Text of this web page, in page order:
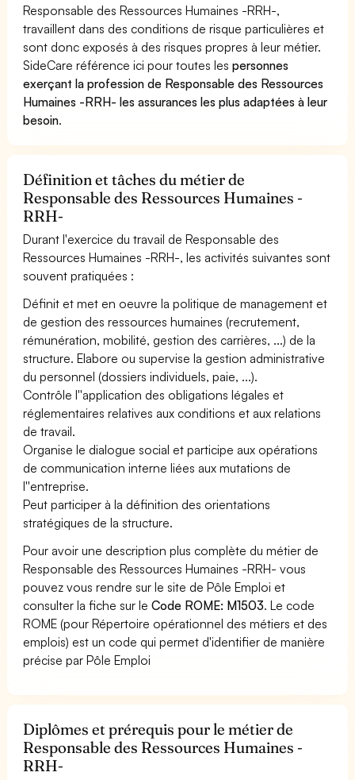
Responsable des Ressources Humaines -RRH-,
travaillent dans des conditions de risque particulières et
sont donc exposés à des risques propres à leur métier.
SideCare référence ici pour toutes lespersonnes
exerçant la profession de Responsable des Ressources
Humaines -RRH- les assurances les plus adaptées à leur
besoin.
Définition et tâches du métier de
Responsable des Ressources Humaines -
RRH-
Durant l'exercice du travail de Responsable des
Ressources Humaines -RRH-, les activités suivantes sont
souvent pratiquées :
Définit et met en oeuvre la politique de management et
de gestion des ressources humaines (recrutement,
rémunération, mobilité, gestion des carrières, ...) de la
structure. Elabore ou supervise la gestion administrative
du personnel (dossiers individuels, paie, ...).
Contrôle l''application des obligations légales et
réglementaires relatives aux conditions et aux relations
de travail.
Organise le dialogue social et participe aux opérations
de communication interne liées aux mutations de
l''entreprise.
Peut participer à la définition des orientations
stratégiques de la structure.
Pour avoir une description plus complète du métier de
Responsable des Ressources Humaines -RRH- vous
pouvez vous rendre sur le site de Pôle Emploi et
consulter la fiche sur leCode ROME: M1503. Le code
ROME (pour Répertoire opérationnel des métiers et des
emplois) est un code qui permet d'identifier de manière
précise par Pôle Emploi
Diplômes et prérequis pour le métier de
Responsable des Ressources Humaines -
RRH-